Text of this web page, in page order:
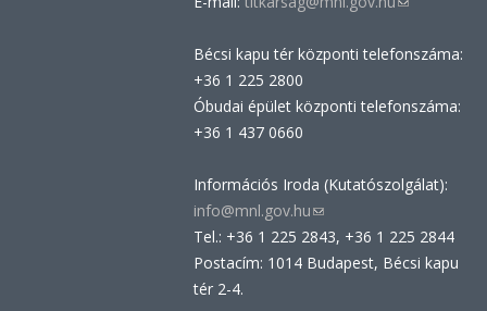
e-
Bécsi kapu tér központi telefonszáma:
+36 1 225 2800
Óbudai épület központi telefonszáma:
+36 1 437 0660
Információs Iroda (Kutatószolgálat):
info@mnl.gov.hu(link
sends
e-
Tel.: +36 1 225 2843, +36 1 225 2844
Postacím: 1014 Budapest, Bécsi kapu
tér 2-4.